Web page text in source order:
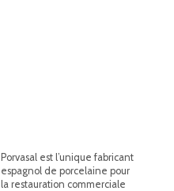
Porvasal est l’unique fabricant
espagnol de porcelaine pour
la restauration commerciale